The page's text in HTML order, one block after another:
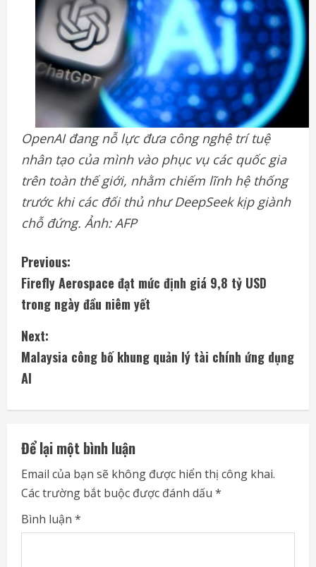
OpenAI đang nỗ lực đưa công nghệ trí tuệ
nhân tạo của mình vào phục vụ các quốc gia
trên toàn thế giới, nhằm chiếm lĩnh hệ thống
trước khi các đối thủ như DeepSeek kịp giành
chỗ đứng. Ảnh: AFP
C
o
n
t
i
n
u
e
R
e
Previous:
Firefly Aerospace đạt mức định giá 9,8 tỷ USD
trong ngày đầu niêm yết
Next:
Malaysia công bố khung quản lý tài chính ứng dụng
AI
Để lại một bình luận
Email của bạn sẽ không được hiển thị công khai.
Các trường bắt buộc được đánh dấu *
Bình luận *